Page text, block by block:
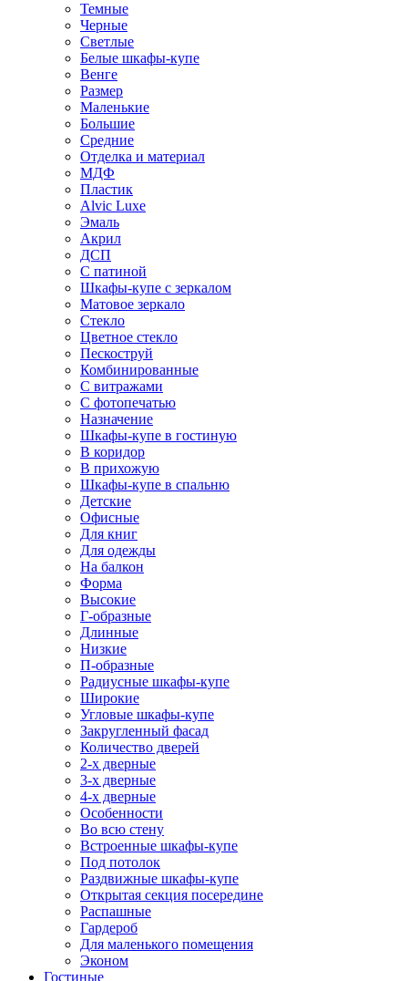
Темные
Черные
Светлые
Белые шкафы-купе
Венге
Размер
Маленькие
Большие
Средние
Отделка и материал
МДФ
Пластик
Alvic Luxe
Эмаль
Акрил
ДСП
С патиной
Шкафы-купе с зеркалом
Матовое зеркало
Стекло
Цветное стекло
Пескоструй
Комбинированные
С витражами
С фотопечатью
Назначение
Шкафы-купе в гостиную
В коридор
В прихожую
Шкафы-купе в спальню
Детские
Офисные
Для книг
Для одежды
На балкон
Форма
Высокие
Г-образные
Длинные
Низкие
П-образные
Радиусные шкафы-купе
Широкие
Угловые шкафы-купе
Закругленный фасад
Количество дверей
2-х дверные
3-х дверные
4-х дверные
Особенности
Во всю стену
Встроенные шкафы-купе
Под потолок
Раздвижные шкафы-купе
Открытая секция посередине
Распашные
Гардероб
Для маленького помещения
Эконом
Гостиные